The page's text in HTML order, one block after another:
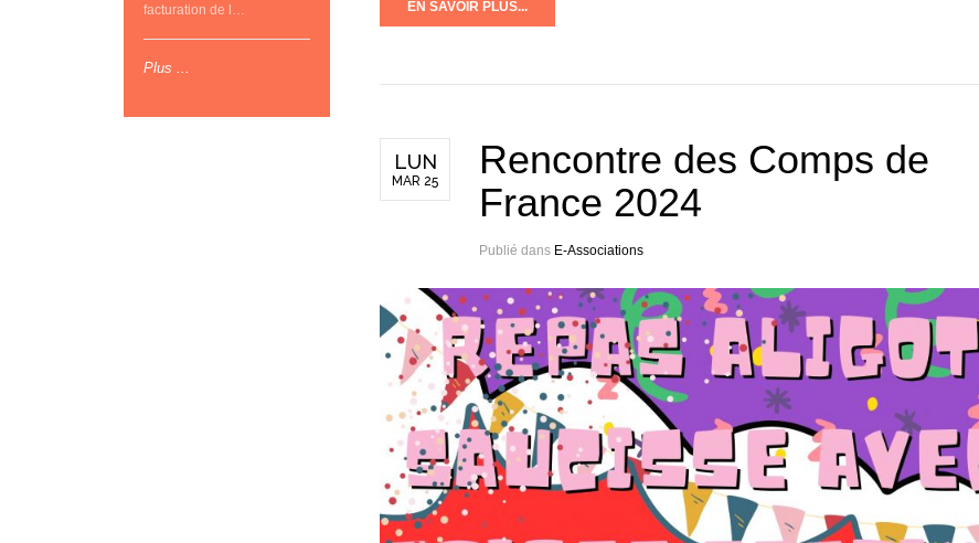
EN SAVOIR PLUS...
LUN
MAR 25
Rencontre des Comps de
France 2024
Publié dans E-Associations
facturation de l…
Plus ...